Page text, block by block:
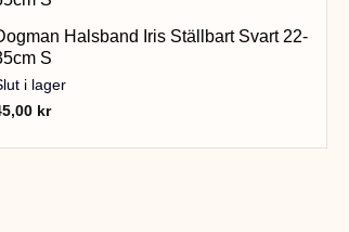
Halsband Iris Ställbart Svart 22-
S
i lager
kr